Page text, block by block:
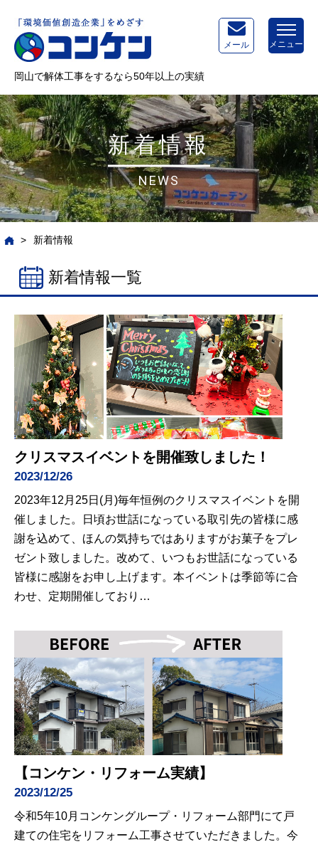
岡山で解体工事をするなら50年以上の実績
メール メニュー
新着情報
NEWS
> 新着情報
新着情報一覧
クリスマスイベントを開催致しました！
2023/12/26
2023年12月25日(月)毎年恒例のクリスマスイベントを開
催しました。日頃お世話になっている取引先の皆様に感
謝を込めて、ほんの気持ちではありますがお菓子をプレ
ゼント致しました。改めて、いつもお世話になっている
皆様に感謝をお申し上げます。本イベントは季節等に合
わせ、定期開催しており…
【コンケン・リフォーム実績】
2023/12/25
令和5年10月コンケングループ・リフォーム部門にて戸
建ての住宅をリフォーム工事させていただきました。今